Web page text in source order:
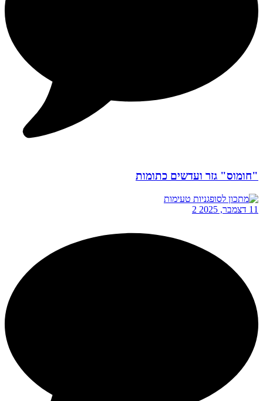
"חומוס" גזר ועדשים כתומות
11 דצמבר, 2025 2